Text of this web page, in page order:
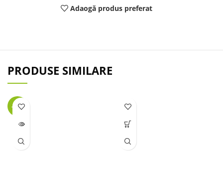
Adaogă produs preferat
PRODUSE SIMILARE
-24%
LIPSĂ